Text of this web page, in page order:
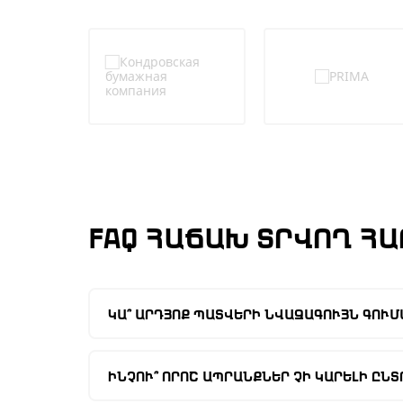
FAQ ՀԱՃԱԽ ՏՐՎՈՂ
ԿԱ՞ ԱՐԴՅՈՔ ՊԱՏՎԵՐԻ ՆՎԱԶԱԳՈՒՅՆ
եք վերցնել ապրանքի ցանկացած
ԻՆՉՈՒ՞ ՈՐՈՇ ԱՊՐԱՆՔՆԵՐ ՉԻ ԿԱՐԵԼԻ